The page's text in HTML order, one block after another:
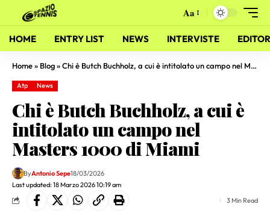
Aa
HOME ENTRY LIST NEWS INTERVISTE
Home» Blog»Chi è Butch Buchholz, a cui è intitolato un campo nel Masters 1000 di Miami
Atp News
Chi è Butch Buchholz, a cui è
intitolato un campo nel
Masters 1000 di Miami
Last updated: 18 Marzo 2026 10:19 am
ByAntonio Sepe18/03/2026
3 Min Read